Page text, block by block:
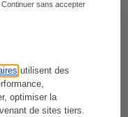
utilisent des
optimiser la
de sites tiers.
Continuer sans accepter
CoffeeB (vidéo)